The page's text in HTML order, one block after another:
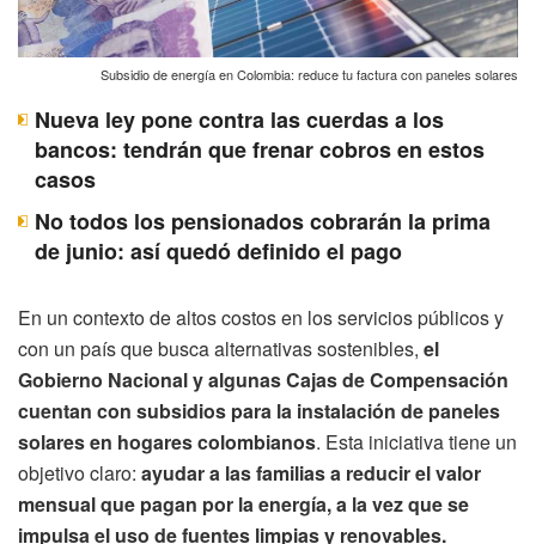
Subsidio de energía en Colombia: reduce tu factura con paneles solares
Nueva ley pone contra las cuerdas a los
bancos: tendrán que frenar cobros en estos
casos
No todos los pensionados cobrarán la prima
de junio: así quedó definido el pago
En un contexto de altos costos en los servicios públicos y
con un país que busca alternativas sostenibles, el
Gobierno Nacional y algunas Cajas de Compensación
cuentan con subsidios para la instalación de paneles
solares en hogares colombianos. Esta iniciativa tiene un
objetivo claro: ayudar a las familias a reducir el valor
mensual que pagan por la energía, a la vez que se
impulsa el uso de fuentes limpias y renovables.